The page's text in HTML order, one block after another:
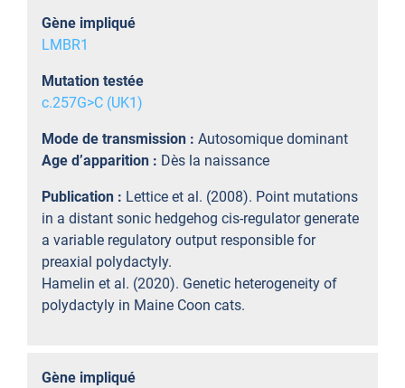
Gène impliqué
LMBR1
Mutation testée
c.257G>C (UK1)
Mode de transmission : Autosomique dominant
Age d’apparition : Dès la naissance
Publication : Lettice et al. (2008). Point mutations
in a distant sonic hedgehog cis-regulator generate
a variable regulatory output responsible for
preaxial polydactyly.
Hamelin et al. (2020). Genetic heterogeneity of
polydactyly in Maine Coon cats.
Gène impliqué